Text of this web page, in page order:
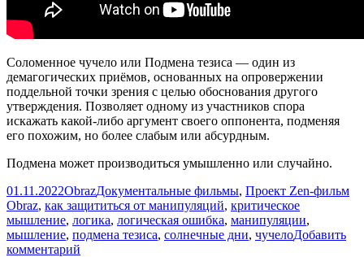
Соломенное чучело или Подмена тезиса — один из
демагогических приёмов, основанных на опровержении
поддельной точки зрения с целью обоснования другого
утверждения. Позволяет одному из участников спора
искажать какой-либо аргумент своего оппонента, подменяя
его похожим, но более слабым или абсурдным.
Подмена может производиться умышленно или случайно.
Опубликовано
01.11.2022Автор
ObrazРубрики
Документальные фильмы, Проект Zen-фильм
Obraz, как защититься от манипуляций, критическое
мышление, логика, логическая ошибка, манипуляции,
мышление, подмена тезиса, солнечные дни, чучелоДобавить
комментарий